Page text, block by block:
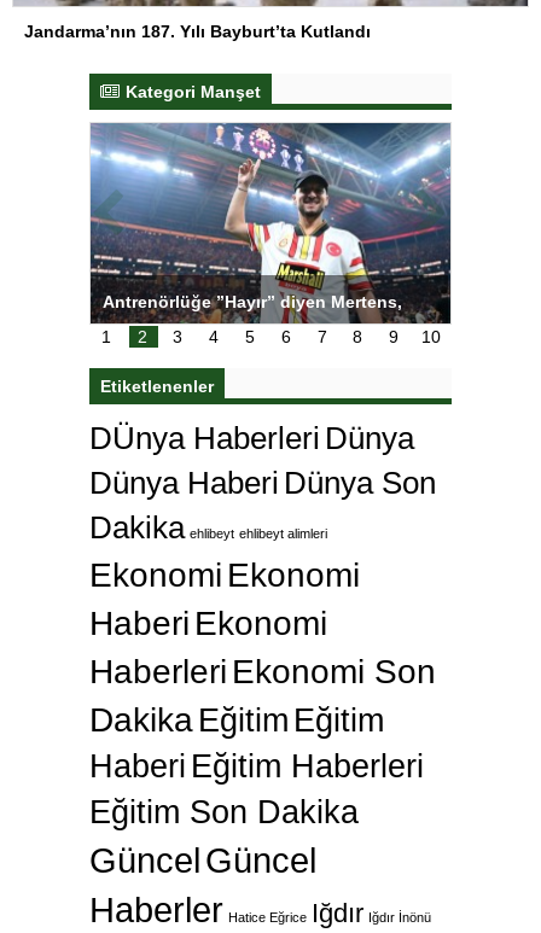
Jandarma’nın 187. Yılı Bayburt’ta Kutlandı
Kategori Manşet
Antrenörlüğe ”Hayır” diyen Mertens,
Galatasaray’dan bakın ne istedi
1
2 3 4 5 6 7 8 9 10
Etiketlenenler
DÜnya Haberleri Dünya
Dünya Haberi Dünya Son
Dakika ehlibeyt ehlibeyt alimleri
Ekonomi Ekonomi
Haberi Ekonomi
Haberleri Ekonomi Son
Dakika Eğitim Eğitim
Haberi Eğitim Haberleri
Eğitim Son Dakika
GüncelGüncel
Haberler Hatice Eğrice Iğdır Iğdır İnönü